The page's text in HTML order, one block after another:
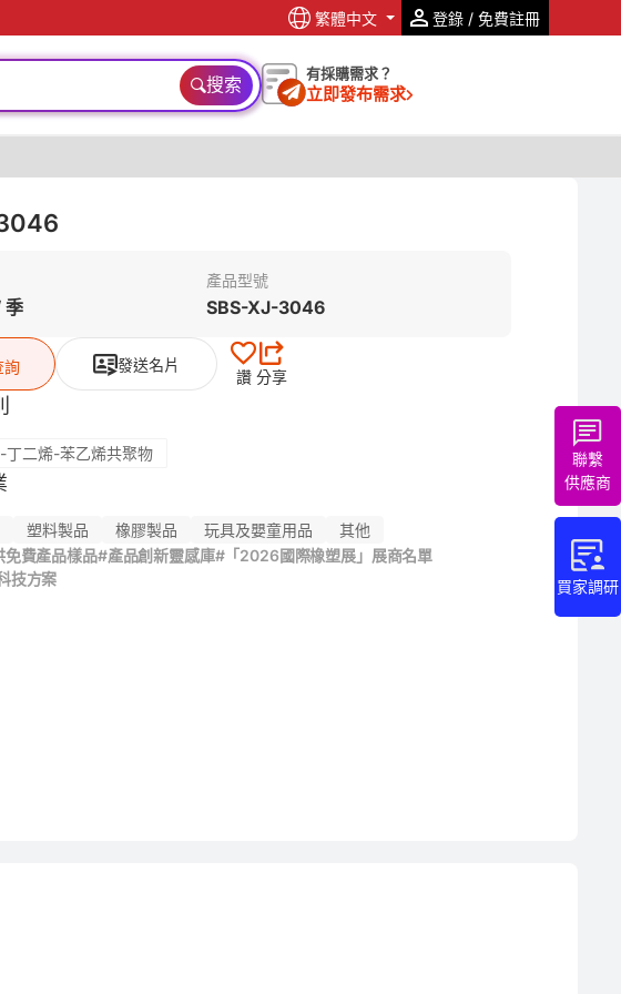
繁體中文 登錄 / 免費註冊
搜索 有採購需求？
立即發布需求
買家調研
聯繫
供應商
季
產品型號
SBS-XJ-3046
詢 發送名片
讚 分享
丁二烯-苯乙烯共聚物
塑料製品 橡膠製品 玩具及嬰童用品
其他
免費產品樣品#產品創新靈感庫#「2026國際橡塑展」展商名單
技方案